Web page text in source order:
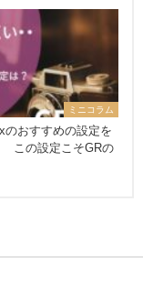
ミニコラム
のおすすめの設定を
この設定こそGRの